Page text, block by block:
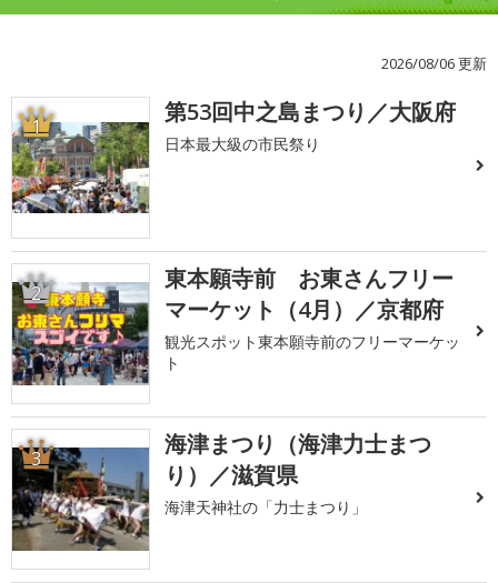
2026/08/06 更新
1 第53回中之島まつり／大阪府
日本最大級の市民祭り
2
東本願寺前 お東さんフリー
マーケット（4月）／京都府
観光スポット東本願寺前のフリーマーケッ
ト
3
海津まつり（海津力士まつ
り）／滋賀県
海津天神社の「力士まつり」